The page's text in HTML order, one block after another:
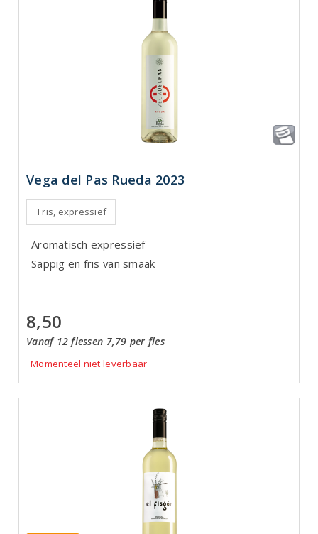
Vega del Pas Rueda 2023
Fris, expressief
Aromatisch expressief
Sappig en fris van smaak
8,50
Vanaf 12 flessen 7,79 per fles
Momenteel niet leverbaar